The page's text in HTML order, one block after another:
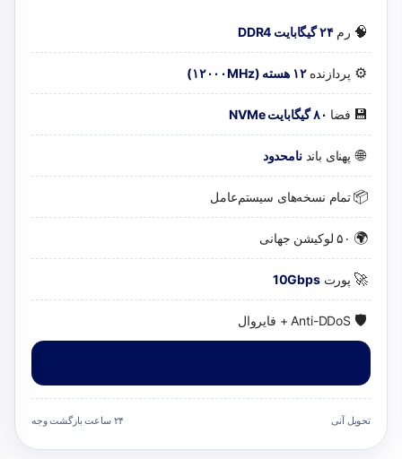
🧠 رم۲۴ گیگابایت DDR4
⚙️ پردازنده۱۲ هسته (۱۲۰۰۰MHz)
💾 فضا ۸۰ گیگابایت NVMe
🌐 پهنای باندنامحدود
📦تمام نسخه‌های سیستم‌عامل
🌍 ۵۰ لوکیشن جهانی
🚀 پورت10Gbps
🛡️ Anti-DDoS + فایروال
تحویل آنی ۲۴ ساعت بازگشت وجه